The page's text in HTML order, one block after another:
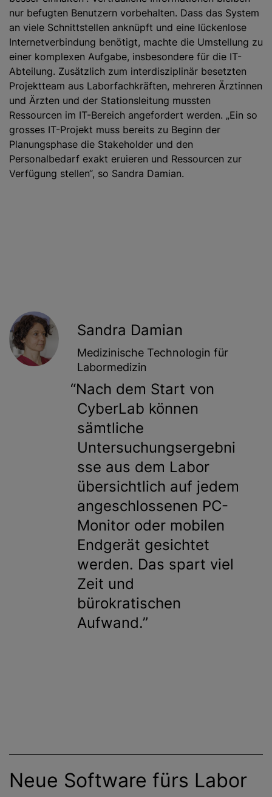
nur befugten Benutzern vorbehalten. Dass das System
an viele Schnittstellen anknüpft und eine lückenlose
Internetverbindung benötigt, machte die Umstellung zu
einer komplexen Aufgabe, insbesondere für die IT-
Abteilung. Zusätzlich zum interdisziplinär besetzten
Projektteam aus Laborfachkräften, mehreren Ärztinnen
und Ärzten und der Stationsleitung mussten
Ressourcen im IT-Bereich angefordert werden. „Ein so
grosses IT-Projekt muss bereits zu Beginn der
Planungsphase die Stakeholder und den
Personalbedarf exakt eruieren und Ressourcen zur
Verfügung stellen“, so Sandra Damian.
Sandra Damian
Medizinische Technologin für
Labormedizin
Nach dem Start von
CyberLab können
sämtliche
Untersuchungsergebni
sse aus dem Labor
übersichtlich auf jedem
angeschlossenen PC-
Monitor oder mobilen
Endgerät gesichtet
werden. Das spart viel
Zeit und
bürokratischen
Aufwand.
Neue Software fürs Labor